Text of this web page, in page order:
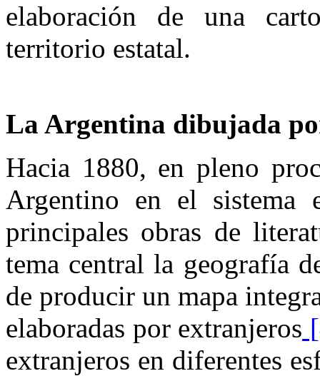
elaboración de una
territorio estatal.
La Argentina dibujada
Hacia 1880, en pleno
Argentino en el sistema
principales obras de
tema central la geografía
de producir un mapa
elaboradas por extranjeros
extranjeros en diferentes